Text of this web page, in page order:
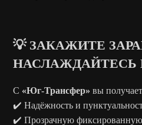
💡 ЗАКАЖИТЕ
НАСЛАЖДАЙТЕСЬ
С «Юг-Трансфер» вы
✔️ Надёжность и
✔️ Прозрачную фиксированную